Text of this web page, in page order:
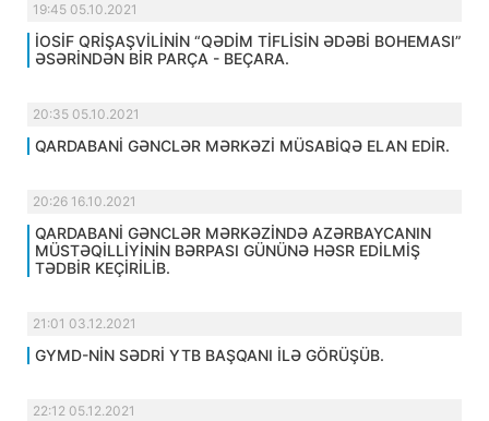
19:45 05.10.2021
İOSİF QRİŞAŞVİLİNİN “QƏDİM TİFLİSİN ƏDƏBİ BOHEMASI”
ƏSƏRİNDƏN BİR PARÇA - BEÇARA.
20:35 05.10.2021
QARDABANİ GƏNCLƏR MƏRKƏZİ MÜSABİQƏ ELAN EDİR.
20:26 16.10.2021
QARDABANİ GƏNCLƏR MƏRKƏZİNDƏ AZƏRBAYCANIN
MÜSTƏQİLLİYİNİN BƏRPASI GÜNÜNƏ HƏSR EDİLMİŞ
TƏDBİR KEÇİRİLİB.
21:01 03.12.2021
GYMD-NİN SƏDRİ YTB BAŞQANI İLƏ GÖRÜŞÜB.
22:12 05.12.2021